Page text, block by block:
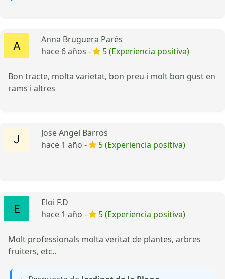
Anna Bruguera Parés
hace 6 años -
5 (Experiencia positiva)
Bon tracte, molta varietat, bon preu i molt bon gust en
rams i altres
Jose Angel Barros
hace 1 año -
5 (Experiencia positiva)
Eloi F.D
hace 1 año -
5 (Experiencia positiva)
Molt professionals molta veritat de plantes, arbres
fruiters, etc..